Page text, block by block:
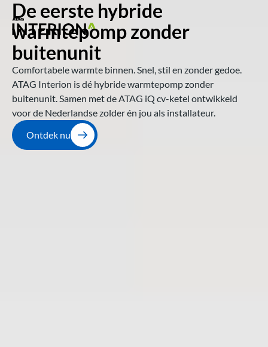
De eerste hybride
warmtepomp zonder
buitenunit
Comfortabele warmte binnen. Snel, stil en zonder gedoe.
ATAG Interion is dé hybride warmtepomp zonder
buitenunit. Samen met de ATAG iQ cv-ketel ontwikkeld
voor de Nederlandse zolder én jou als installateur.
Ontdek nu